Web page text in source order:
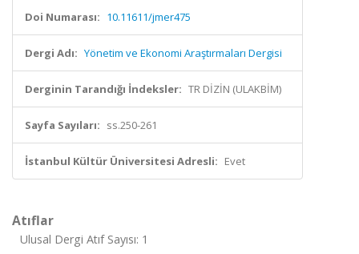
Doi Numarası: 10.11611/jmer475
Dergi Adı: Yönetim ve Ekonomi Araştırmaları Dergisi
Derginin Tarandığı İndeksler: TR DİZİN (ULAKBİM)
Sayfa Sayıları: ss.250-261
İstanbul Kültür Üniversitesi Adresli: Evet
Atıflar
Ulusal Dergi Atıf Sayısı: 1